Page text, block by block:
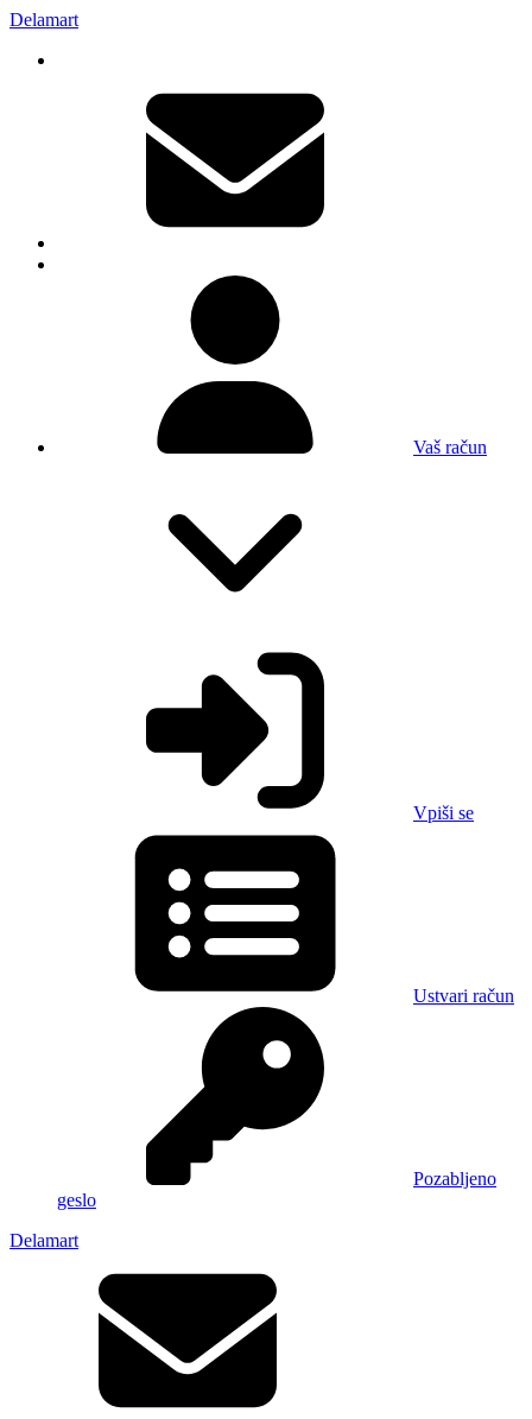
Delamart
Vaš račun
Vpiši se
Ustvari račun
Pozabljeno
geslo
Delamart